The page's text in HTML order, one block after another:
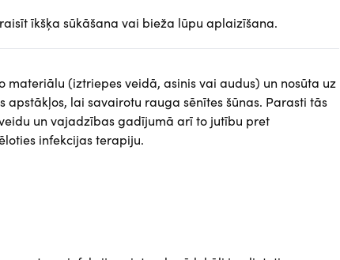
īkšķa sūkāšana vai bieža lūpu aplaizīšana.
(iztriepes veidā, asinis vai audus) un nosūta uz
lai savairotu rauga sēnītes šūnas. Parasti tās
un vajadzības gadījumā arī to jutību pret
infekcijas terapiju.